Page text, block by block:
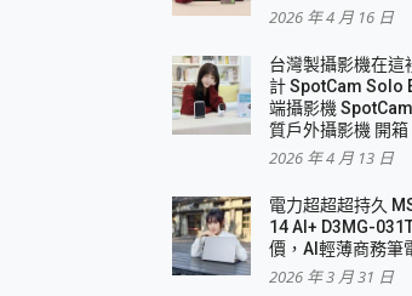
表，效能x娛樂全都要！
M3 3 in 1可攜摺疊無線充電器 開箱
，音質、通話也很優質
筒洗衣機
專屬擴充底座 開箱 評測
2024 消除人聲推薦
教學 不出門也可以到處走
2026 年 4 月 16 日
台灣製攝影機在這
計 SpotCam Solo
端攝影機
質戶外攝影機 開箱
2026 年 4 月 13 日
電力超超超持久
14 AI+ D3MG-
價，AI輕薄商務筆
2026 年 3 月 31 日